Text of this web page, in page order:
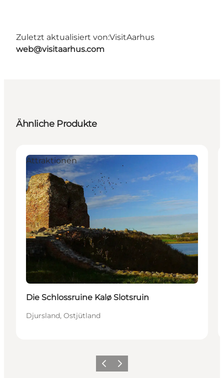
Zuletzt aktualisiert von:VisitAarhus
web@visitaarhus.com
Ähnliche Produkte
Attraktionen
Die Schlossruine Kalø Slotsruin
Djursland, Ostjütland
ZurückWeiter